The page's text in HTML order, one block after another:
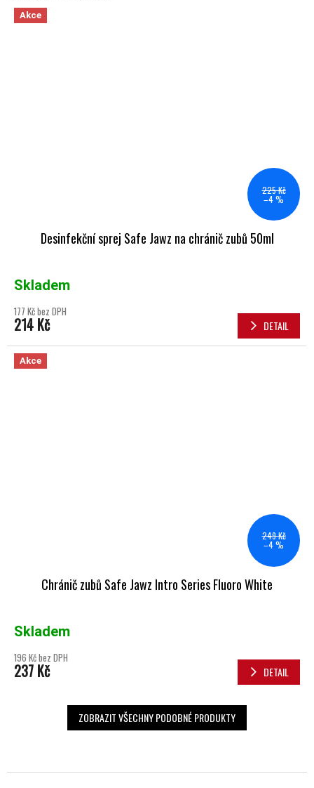
Akce
225 Kč
–4 %
Desinfekční sprej Safe Jawz na chránič zubů 50ml
Skladem
177 Kč bez DPH
214 Kč DETAIL
Akce
249 Kč
–4 %
Chránič zubů Safe Jawz Intro Series Fluoro White
Skladem
196 Kč bez DPH
237 Kč DETAIL
ZOBRAZIT VŠECHNY PODOBNÉ PRODUKTY